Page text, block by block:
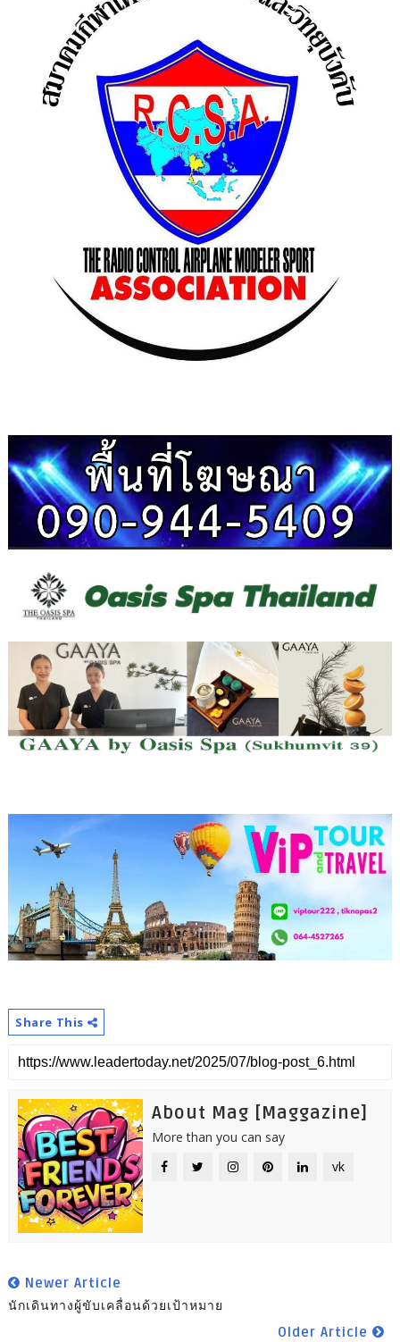
Share This
About Mag [Maggazine]
More than you can say
vk
Newer Article
นักเดินทางผู้ขับเคลื่อนด้วยเป้าหมาย
Older Article